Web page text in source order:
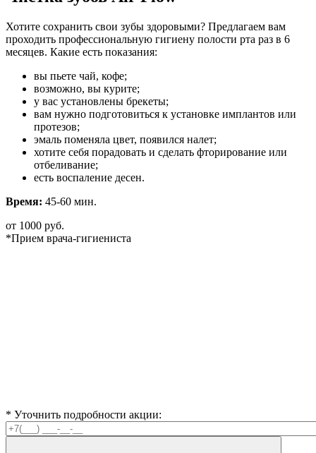
Хотите сохранить свои зубы здоровыми? Предлагаем вам
проходить профессиональную гигиену полости рта раз в 6
месяцев. Какие есть показания:
вы пьете чай, кофе;
возможно, вы курите;
у вас установлены брекеты;
вам нужно подготовиться к установке имплантов или
протезов;
эмаль поменяла цвет, появился налет;
хотите себя порадовать и сделать фторирование или
отбеливание;
есть воспаление десен.
Время: 45-60 мин.
от 1000 руб.
*Прием врача-гигиениста
* Уточнить подробности акции: